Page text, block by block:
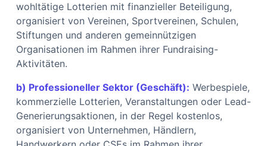
wohltätige Lotterien mit finanzieller Beteiligung,
organisiert von Vereinen, Sportvereinen, Schulen,
Stiftungen und anderen gemeinnützigen
Organisationen im Rahmen ihrer Fundraising-
Aktivitäten.
b) Professioneller Sektor (Geschäft): Werbespiele,
kommerzielle Lotterien, Veranstaltungen oder Lead-
Generierungsaktionen, in der Regel kostenlos,
organisiert von Unternehmen, Händlern,